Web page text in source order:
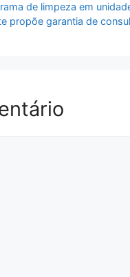
de limpeza em
propõe garantia de